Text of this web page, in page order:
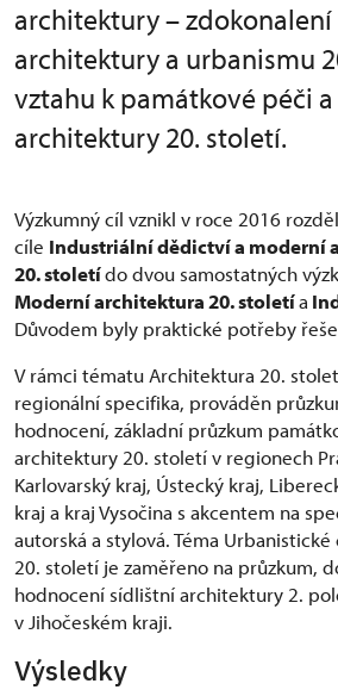
architektury –
architektury a urbanismu
vztahu k památkové péči
architektury 20. století.
Výzkumný cíl vznikl v roce 2016
cíle Industriální dědictví a moderní
20. stoletído dvou samostatných
Moderní architektura 20. stoletía
Důvodem byly praktické potřeby
V rámci tématu Architektura 20.
regionální specifika, prováděn
hodnocení, základní průzkum
architektury 20. století v regionech
Karlovarský kraj, Ústecký kraj,
kraj a kraj Vysočina s akcentem na
autorská a stylová. Téma
20. století je zaměřeno na průzkum,
hodnocení sídlištní architektury 2.
v Jihočeském kraji.
Výsledky